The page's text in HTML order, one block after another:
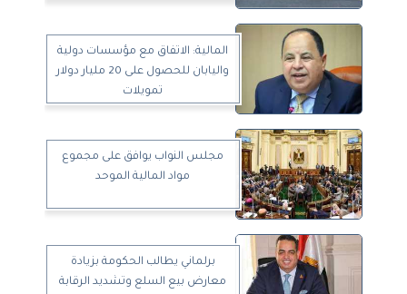
المالية: الاتفاق مع مؤسسات دولية
واليابان للحصول على 20 مليار دولار
تمويلات
مجلس النواب يوافق على مجموع
مواد المالية الموحد
برلماني يطالب الحكومة بزيادة
معارض بيع السلع وتشديد الرقابة